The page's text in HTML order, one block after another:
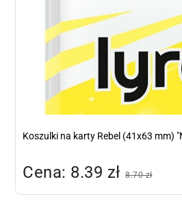
Koszulki na karty Rebel (41x63 mm)
Cena: 8.39 zł 8.70 zł